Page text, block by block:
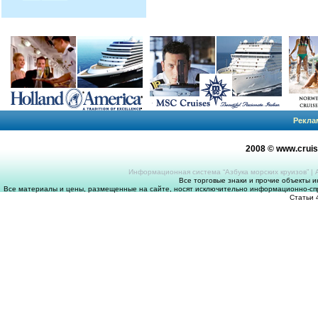
2008 ©
Информационная система “Азбука морских круизов” |
Все торговые знаки и прочие объекты
Все материалы и цены, размещенные на сайте, носят исключительно информационно-
Статьи